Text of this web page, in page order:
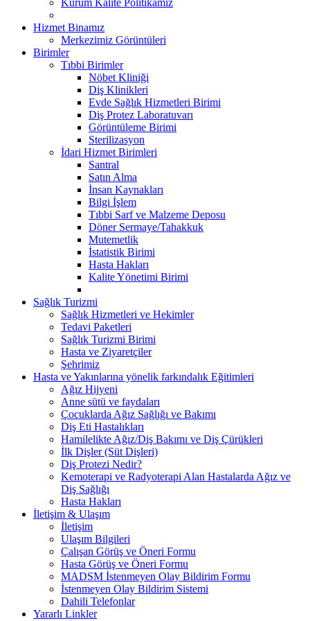
Hizmet Binamız
Merkezimiz Görüntüleri
Birimler
Tıbbi Birimler
Nöbet Kliniği
Diş Klinikleri
Evde Sağlık Hizmetleri Birimi
Diş Protez Laboratuvarı
Görüntüleme Birimi
Sterilizasyon
İdari Hizmet Birimleri
Santral
Satın Alma
İnsan Kaynakları
Bilgi İşlem
Tıbbi Sarf ve Malzeme Deposu
Döner Sermaye/Tahakkuk
Mutemetlik
İstatistik Birimi
Hasta Hakları
Kalite Yönetimi Birimi
Sağlık Turizmi
Sağlık Hizmetleri ve Hekimler
Tedavi Paketleri
Sağlık Turizmi Birimi
Hasta ve Ziyaretçiler
Şehrimiz
Hasta ve Yakınlarına yönelik farkındalık Eğitimleri
Ağız Hijyeni
Anne sütü ve faydaları
Çocuklarda Ağız Sağlığı ve Bakımı
Diş Eti Hastalıkları
Hamilelikte Ağız/Diş Bakımı ve Diş Çürükleri
İlk Dişler (Süt Dişleri)
Diş Protezi Nedir?
Kemoterapi ve Radyoterapi Alan Hastalarda Ağız ve
Diş Sağlığı
Hasta Hakları
İletişim & Ulaşım
İletişim
Ulaşım Bilgileri
Çalışan Görüş ve Öneri Formu
Hasta Görüş ve Öneri Formu
MADSM İstenmeyen Olay Bildirim Formu
İstenmeyen Olay Bildirim Sistemi
Dahili Telefonlar
Yararlı Linkler